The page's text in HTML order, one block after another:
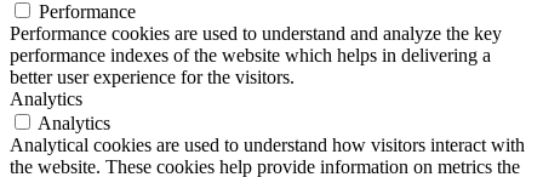
Performance
Performance cookies are used to understand and analyze the key
performance indexes of the website which helps in delivering a
better user experience for the visitors.
Analytics
Analytics
Analytical cookies are used to understand how visitors interact with
the website. These cookies help provide information on metrics the